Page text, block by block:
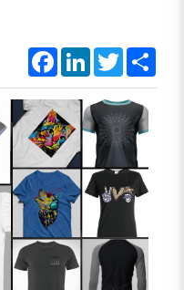
FacebookLinkedInTwitter